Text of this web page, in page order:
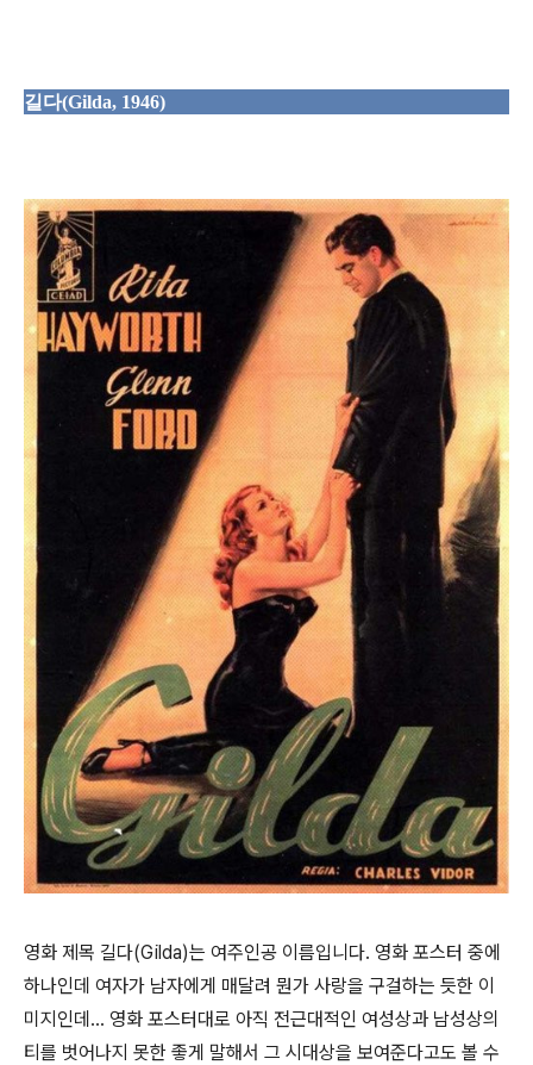
길다(Gilda, 1946)
영화 제목 길다(Gilda)는 여주인공 이름입니다. 영화 포스터 중에
하나인데 여자가 남자에게 매달려 뭔가 사랑을 구걸하는 듯한 이
미지인데... 영화 포스터대로 아직 전근대적인 여성상과 남성상의
티를 벗어나지 못한 좋게 말해서 그 시대상을 보여준다고도 볼 수